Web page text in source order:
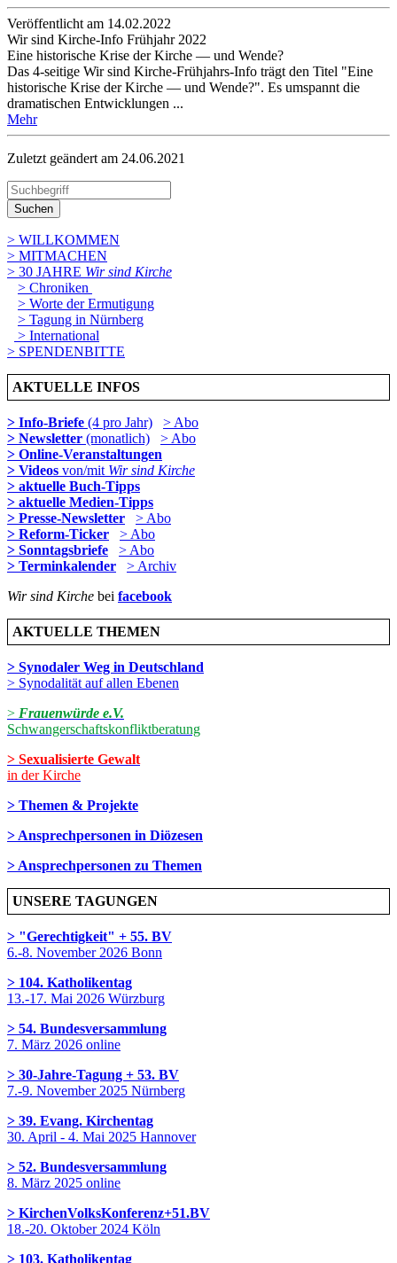
Veröffentlicht am 14­.02.2022
Wir sind Kirche-Info Frühjahr 2022
Eine historische Krise der Kirche — und Wende?
Das 4-seitige Wir sind Kirche-Frühjahrs-Info trägt den Titel "Eine
historische Krise der Kirche — und Wende?". Es umspannt die
dramatischen Entwicklungen ...
Mehr
Zuletzt geändert am 24­.06.2021
Suchen
> WILLKOMMEN
> MITMACHEN
> 30 JAHRE Wir sind Kirche
> Chroniken
> Worte der Ermutigung
> Tagung in Nürnberg
> International
> SPENDENBITTE
AKTUELLE INFOS
> Info-Briefe (4 pro Jahr)
> Abo
> Newsletter (monatlich)
> Abo
> Online-Veranstaltungen
> Videos von/mit Wir sind Kirche
> aktuelle Buch-Tipps
> aktuelle Medien-Tipps
> Presse-Newsletter
> Abo
> Reform-Ticker
> Abo
> Sonntagsbriefe
> Abo
> Terminkalender
> Archiv
Wir sind Kirche bei facebook
AKTUELLE THEMEN
> Synodaler Weg in Deutschland
> Synodalität auf allen Ebenen
> Frauenwürde e.V.
Schwangerschaftskonfliktberatung
> Sexualisierte Gewalt
in der Kirche
> Themen & Projekte
> Ansprechpersonen in Diözesen
> Ansprechpersonen zu Themen
UNSERE TAGUNGEN
> "Gerechtigkeit" + 55. BV
6.-8. November 2026 Bonn
> 104. Katholikentag
13.-17. Mai 2026 Würzburg
> 54. Bundesversammlung
7. März 2026 online
> 30-Jahre-Tagung + 53. BV
7.-9. November 2025 Nürnberg
> 39. Evang. Kirchentag
30. April - 4. Mai 2025 Hannover
> 52. Bundesversammlung
8. März 2025 online
> KirchenVolksKonferenz+51.BV
18.-20. Oktober 2024 Köln
> 103. Katholikentag